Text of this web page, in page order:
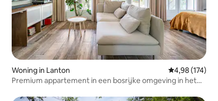
Woning in Lanton Gemiddelde
4,98 (174)
Premium appartement in een bosrijke omgeving in het